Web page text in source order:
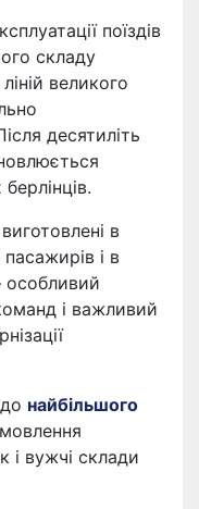
поїздів
складу
великого
десятиліть
в
і в
і важливий
найбільшого
і вужчі склади